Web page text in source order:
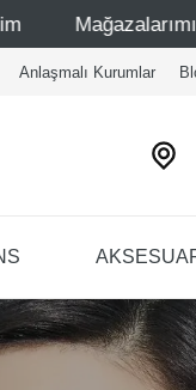
– Bağdat
Anlaşmalı Kurumlar